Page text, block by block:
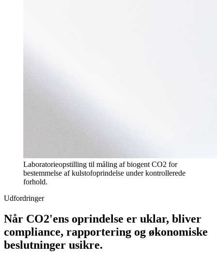
Laboratorieopstilling til måling af biogent CO2 for
bestemmelse af kulstofoprindelse under kontrollerede
forhold.
Udfordringer
Når CO2'ens oprindelse er uklar, bliver
compliance, rapportering og økonomiske
beslutninger usikre.